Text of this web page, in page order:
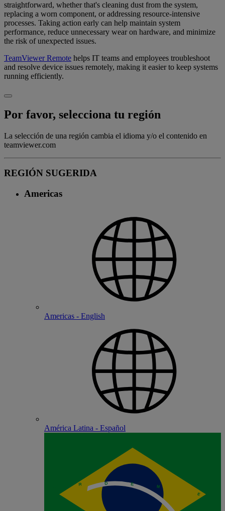
straightforward, whether that's cleaning dust from the system,
replacing a worn component, or addressing resource-intensive
processes. Taking action early can help maintain system
performance, reduce unnecessary wear on hardware, and minimize
the risk of unexpected issues.
TeamViewer Remote helps IT teams and employees troubleshoot
and resolve device issues remotely, making it easier to keep systems
running efficiently.
Por favor, selecciona tu región
La selección de una región cambia el idioma y/o el contenido en
teamviewer.com
REGIÓN SUGERIDA
Americas
Americas - English
América Latina - Español